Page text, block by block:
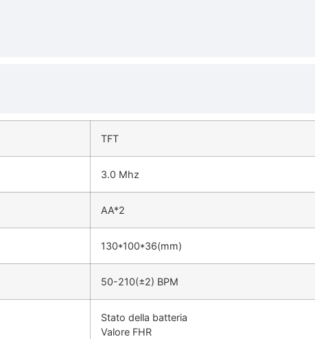
TFT
3.0 Mhz
AA*2
130*100*36(mm)
50-210(±2) BPM
Stato della batteria
Valore FHR